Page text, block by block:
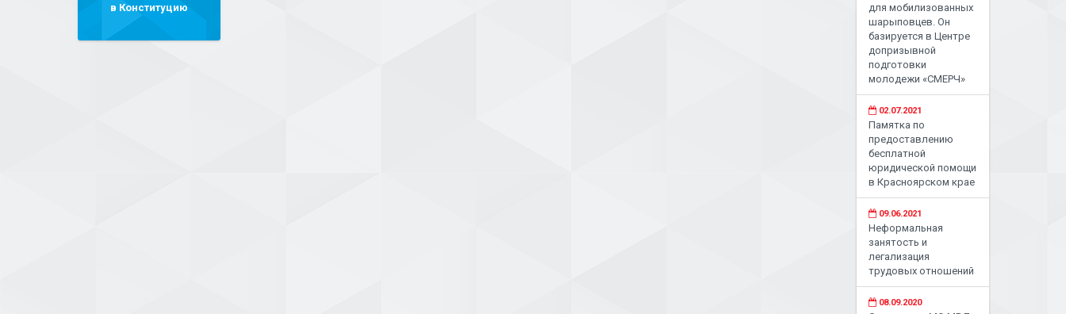
в Конституцию
для мобилизованных
шарыповцев. Он
базируется в Центре
допризывной
подготовки
молодежи «СМЕРЧ»
02.07.2021
Памятка по
предоставлению
бесплатной
юридической помощи
в Красноярском крае
09.06.2021
Неформальная
занятость и
легализация
трудовых отношений
08.09.2020